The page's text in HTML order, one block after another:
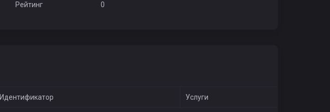
Рейтинг 0
Идентификатор Услуги